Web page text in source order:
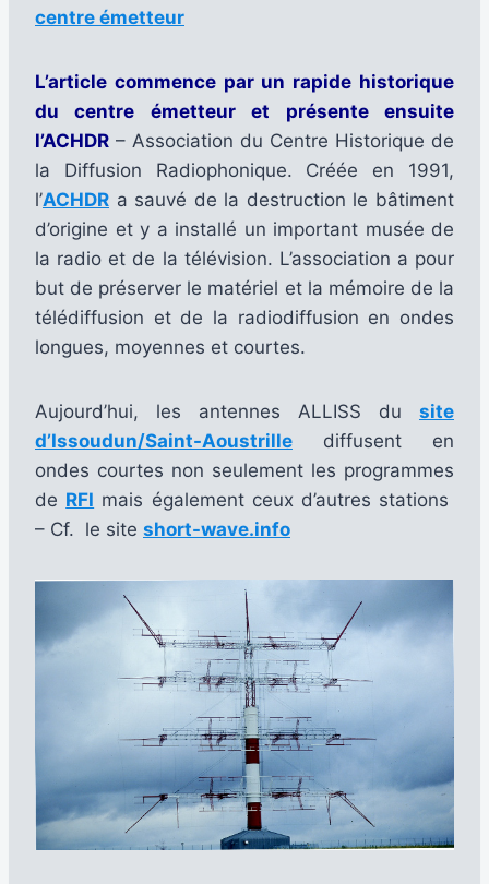
centre émetteur
L’article commence par un rapide historique
du centre émetteur et présente ensuite
l’ACHDR – Association du Centre Historique de
la Diffusion Radiophonique. Créée en 1991,
l’ACHDR a sauvé de la destruction le bâtiment
d’origine et y a installé un important musée de
la radio et de la télévision. L’association a pour
but de préserver le matériel et la mémoire de la
télédiffusion et de la radiodiffusion en ondes
longues, moyennes et courtes.
Aujourd’hui, les antennes ALLISS du site
d’Issoudun/Saint-Aoustrille diffusent en
ondes courtes non seulement les programmes
de RFI mais également ceux d’autres stations
– Cf. le site short-wave.info